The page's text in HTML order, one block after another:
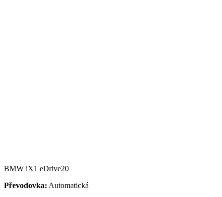
BMW iX1 eDrive20
Převodovka: Automatická